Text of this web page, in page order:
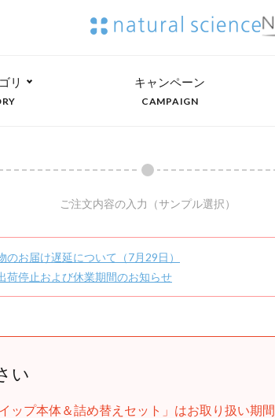
リ キャンペーン
CAMPAIGN
ご注文内容の入力 （サンプル選択）
のお届け遅延について（7月29日）
荷停止および休業期間のお知らせ
い
ップ本体＆詰め替えセット」はお取り扱い期